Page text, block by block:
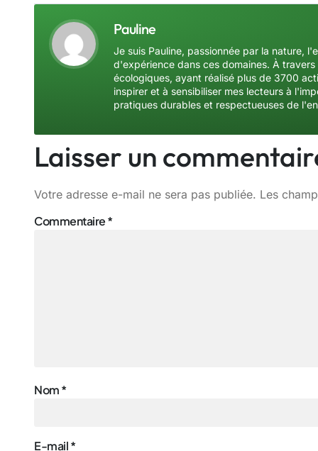
Pauline
Je suis Pauline, passionnée par la nature,
d'expérience dans ces domaines. À
écologiques, ayant réalisé plus de 3700
inspirer et à sensibiliser mes lecteurs à
pratiques durables et respectueuses de
Laisser un
Votre adresse e-mail ne sera pas publiée. Les
Commentaire*
Nom*
E-mail*